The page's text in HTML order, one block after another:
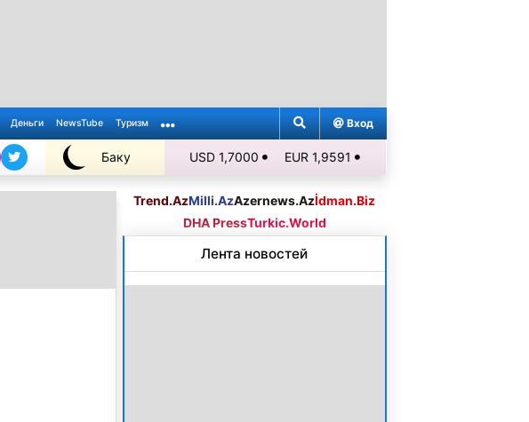
Деньги NewsTube Туризм Вход
Баку
+28℃
USD 1,7000 EUR 1,9591
Trend.AzMilli.AzAzernews.Azİdman.Biz
DHA PressTurkic.World
Лента новостей